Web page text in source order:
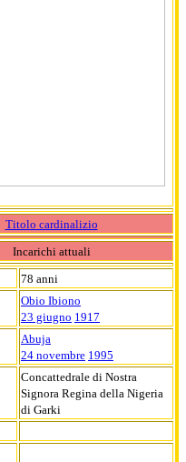
Titolo cardinalizio
Incarichi attuali
78 anni
Obio Ibiono
23 giugno 1917
Abuja
24 novembre 1995
Concattedrale di Nostra
Signora Regina della Nigeria
di Garki